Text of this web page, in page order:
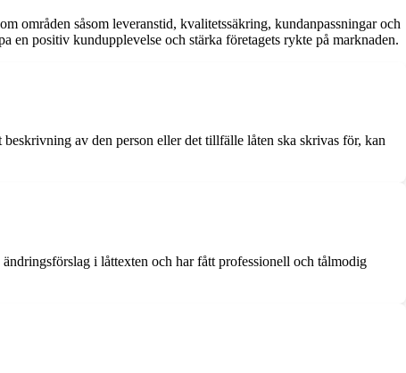
områden såsom leveranstid, kvalitetssäkring, kundanpassningar och
en positiv kundupplevelse och stärka företagets rykte på marknaden.
av den person eller det tillfälle låten ska skrivas för, kan
i låttexten och har fått professionell och tålmodig